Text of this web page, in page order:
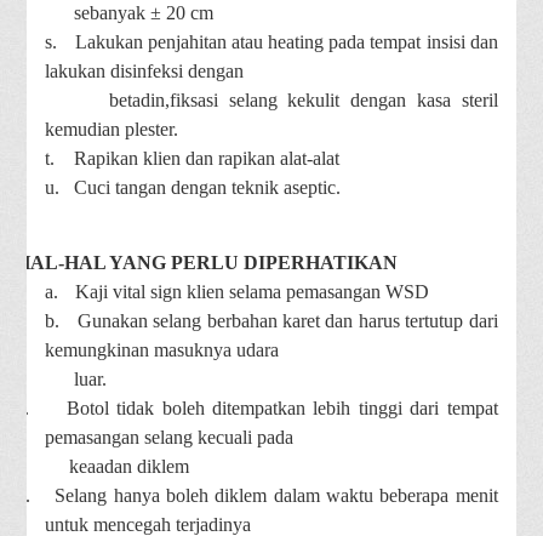
sebanyak ± 20 cm
s.
Lakukan penjahitan atau heating pada tempat insisi dan
lakukan disinfeksi dengan
betadin,fiksasi selang kekulit dengan kasa steril
kemudian plester.
t.
Rapikan klien dan rapikan alat-alat
u.
Cuci tangan dengan teknik aseptic.
HAL-HAL YANG PERLU DIPERHATIKAN
a.
Kaji vital sign klien selama pemasangan WSD
b.
Gunakan selang berbahan karet dan harus tertutup dari
kemungkinan masuknya udara
luar.
c.
Botol tidak boleh ditempatkan lebih tinggi dari tempat
pemasangan selang kecuali pada
keaadan diklem
d.
Selang hanya boleh diklem dalam waktu beberapa menit
untuk mencegah terjadinya